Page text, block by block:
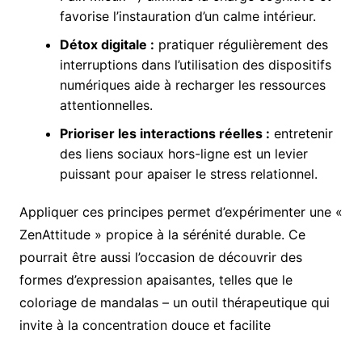
favorise l’instauration d’un calme intérieur.
Détox digitale : pratiquer régulièrement des
interruptions dans l’utilisation des dispositifs
numériques aide à recharger les ressources
attentionnelles.
Prioriser les interactions réelles : entretenir
des liens sociaux hors-ligne est un levier
puissant pour apaiser le stress relationnel.
Appliquer ces principes permet d’expérimenter une «
ZenAttitude » propice à la sérénité durable. Ce
pourrait être aussi l’occasion de découvrir des
formes d’expression apaisantes, telles que le
coloriage de mandalas – un outil thérapeutique qui
invite à la concentration douce et facilite